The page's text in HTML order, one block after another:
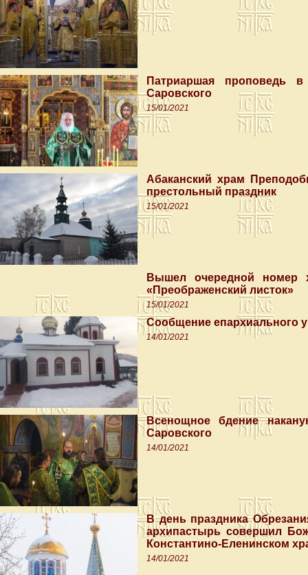
Патриаршая проповедь
Саровского
15/01/2021
Абаканский храм
престольный праздник
15/01/2021
Вышел очередной номер
«Преображенский листок»
15/01/2021
Сообщение епархиального
14/01/2021
Всенощное бдение
Саровского
14/01/2021
В день праздника
архипастырь совершил
Константино-Еленинском
14/01/2021